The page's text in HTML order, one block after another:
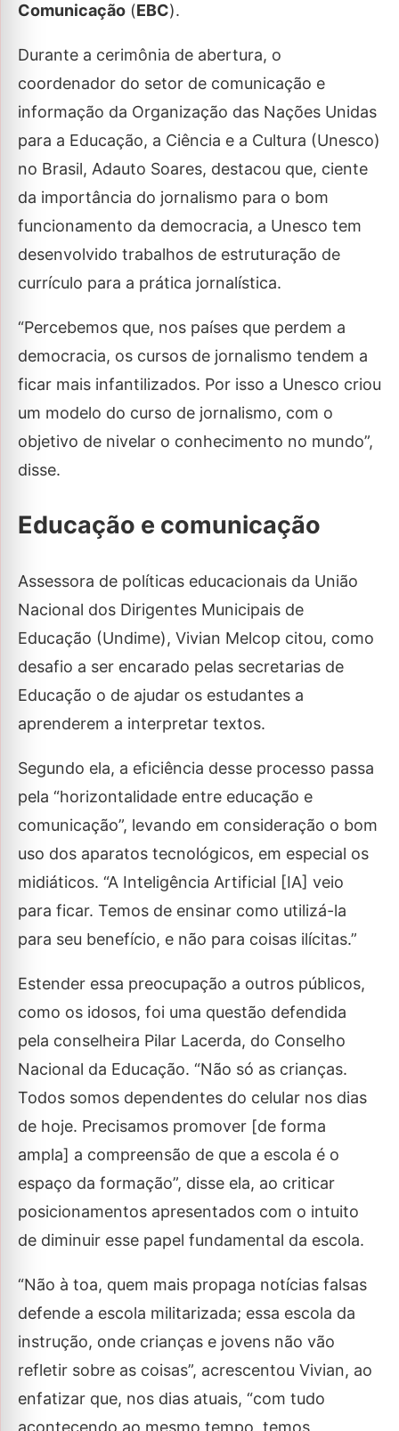
Comunicação (EBC).
Durante a cerimônia de abertura, o
coordenador do setor de comunicação e
informação da Organização das Nações Unidas
para a Educação, a Ciência e a Cultura (Unesco)
no Brasil, Adauto Soares, destacou que, ciente
da importância do jornalismo para o bom
funcionamento da democracia, a Unesco tem
desenvolvido trabalhos de estruturação de
currículo para a prática jornalística.
“Percebemos que, nos países que perdem a
democracia, os cursos de jornalismo tendem a
ficar mais infantilizados. Por isso a Unesco criou
um modelo do curso de jornalismo, com o
objetivo de nivelar o conhecimento no mundo”,
disse.
Educação e comunicação
Assessora de políticas educacionais da União
Nacional dos Dirigentes Municipais de
Educação (Undime), Vivian Melcop citou, como
desafio a ser encarado pelas secretarias de
Educação o de ajudar os estudantes a
aprenderem a interpretar textos.
Segundo ela, a eficiência desse processo passa
pela “horizontalidade entre educação e
comunicação”, levando em consideração o bom
uso dos aparatos tecnológicos, em especial os
midiáticos. “A Inteligência Artificial [IA] veio
para ficar. Temos de ensinar como utilizá-la
para seu benefício, e não para coisas ilícitas.”
Estender essa preocupação a outros públicos,
como os idosos, foi uma questão defendida
pela conselheira Pilar Lacerda, do Conselho
Nacional da Educação. “Não só as crianças.
Todos somos dependentes do celular nos dias
de hoje. Precisamos promover [de forma
ampla] a compreensão de que a escola é o
espaço da formação”, disse ela, ao criticar
posicionamentos apresentados com o intuito
de diminuir esse papel fundamental da escola.
“Não à toa, quem mais propaga notícias falsas
defende a escola militarizada; essa escola da
instrução, onde crianças e jovens não vão
refletir sobre as coisas”, acrescentou Vivian, ao
enfatizar que, nos dias atuais, “com tudo
acontecendo ao mesmo tempo, temos